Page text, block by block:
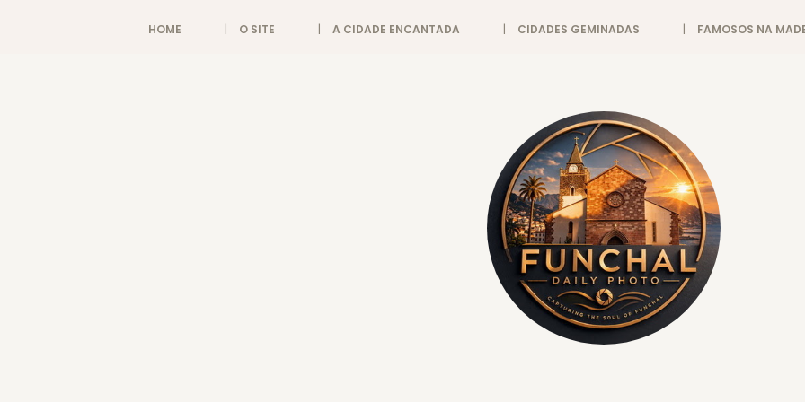
HOME O SITE A CIDADE ENCANTADA CIDADES GEMINADAS FAMOSOS NA